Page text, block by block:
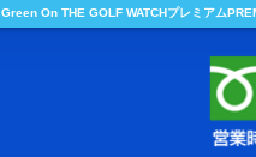
Green On THE GOLF WATCHプレミアム